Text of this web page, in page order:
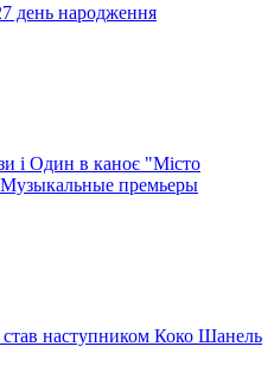
день народження
і Один в каноє "Місто
премьеры
наступником Коко Шанель